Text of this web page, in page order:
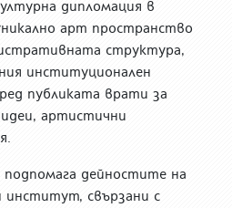
дипломация в
арт пространство
структура,
институционален
публиката врати за
артистични
подпомага дейностите на
институт, свързани с